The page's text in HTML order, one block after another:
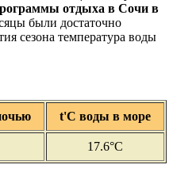
отдыха в Сочи в
были достаточно
сезона температура воды
t'С воды в море
17.6°C